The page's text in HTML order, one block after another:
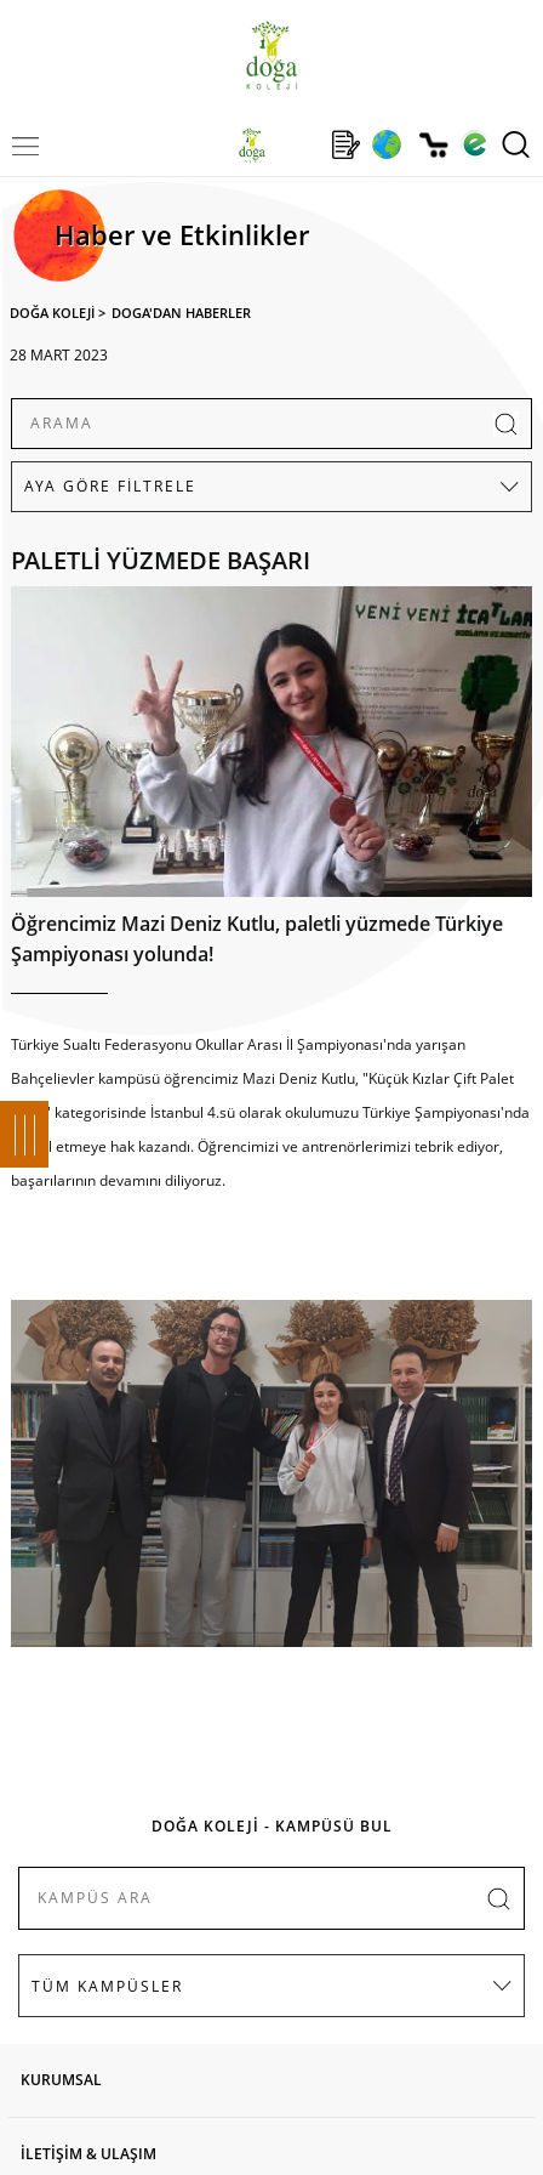
Haber ve Etkinlikler
DOĞA KOLEJİ > DOGA'DAN HABERLER
28 MART 2023
PALETLİ YÜZMEDE BAŞARI
Öğrencimiz Mazi Deniz Kutlu, paletli yüzmede Türkiye
Şampiyonası yolunda!
Türkiye Sualtı Federasyonu Okullar Arası İl Şampiyonası'nda yarışan
Bahçelievler kampüsü öğrencimiz Mazi Deniz Kutlu, "Küçük Kızlar Çift Palet
50 m" kategorisinde İstanbul 4.sü olarak okulumuzu Türkiye Şampiyonası'nda
temsil etmeye hak kazandı. Öğrencimizi ve antrenörlerimizi tebrik ediyor,
başarılarının devamını diliyoruz.
DOĞA KOLEJİ - KAMPÜSÜ BUL
KURUMSAL
İLETİŞİM & ULAŞIM